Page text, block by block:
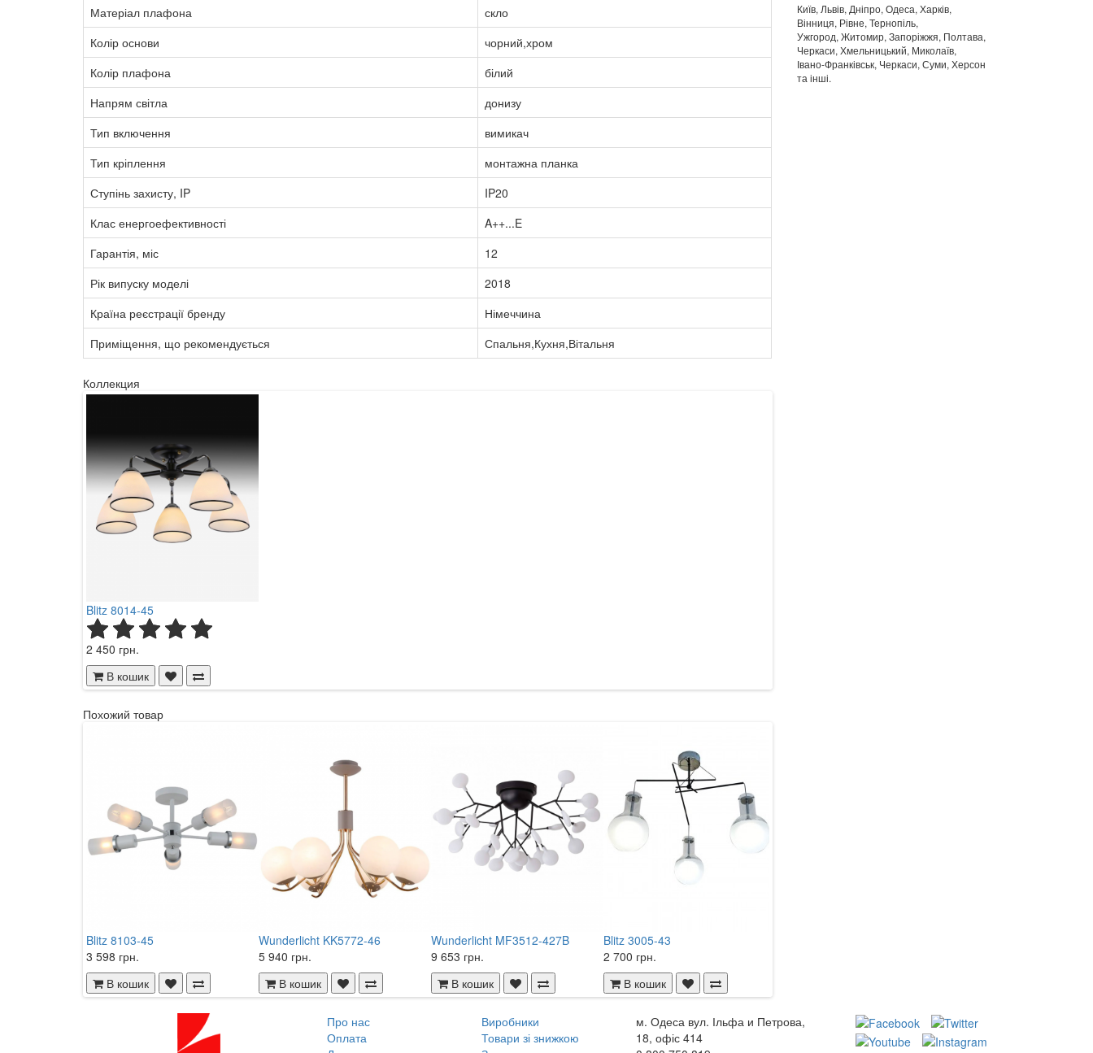
Матеріал плафона
скло
Колір основи
чорний,хром
Колір плафона
білий
Напрям світла
донизу
Тип включення
вимикач
Тип кріплення
монтажна планка
Ступінь захисту, IP
IP20
Клас енергоефективності
A++...E
Гарантія, міс
12
Рік випуску моделі
2018
Країна реєстрації бренду
Німеччина
Приміщення, що рекомендується
Спальня,Кухня,Вітальня
Коллекция
Blitz 8014-45
2 450 грн.
В кошик
Похожий товар
Blitz 8103-45
3 598 грн.
В кошик
Wunderlicht KK5772-46
5 940 грн.
В кошик
Wunderlicht MF3512-427B
9 653 грн.
В кошик
Blitz 3005-43
2 700 грн.
В кошик
Київ, Львів, Дніпро, Одеса, Харків,
Вінниця, Рівне, Тернопіль,
Ужгород, Житомир, Запоріжжя, Полтава,
Черкаси, Хмельницький, Миколаїв,
Івано-Франківськ, Черкаси, Суми, Херсон
та інші.
Про нас
Оплата
Виробники
Товари зі знижкою
м. Одеса вул. Ільфа и Петрова,
18, офіс 414